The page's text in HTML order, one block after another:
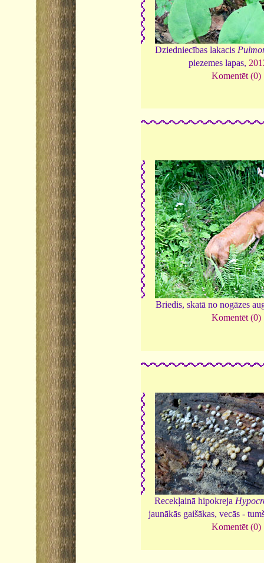
Dziedniecības lakacis
piezemes lapas,
Komentēt (0)
Briedis, skatā no nogāzes
Komentēt (0)
Recekļainā hipokreja
jaunākās gaišākas, vecās -
Komentēt (0)